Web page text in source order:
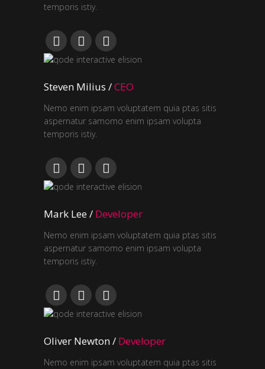
temporis istiy.
Steven Milius /CEO
Nemo enim ipsam voluptatem quia ptas sitis
aspernatur samomo enim ipsam volupta
temporis istiy.
Mark Lee / Developer
Nemo enim ipsam voluptatem quia ptas sitis
aspernatur samomo enim ipsam volupta
temporis istiy.
Oliver Newton/ Developer
Nemo enim ipsam voluptatem quia ptas sitis